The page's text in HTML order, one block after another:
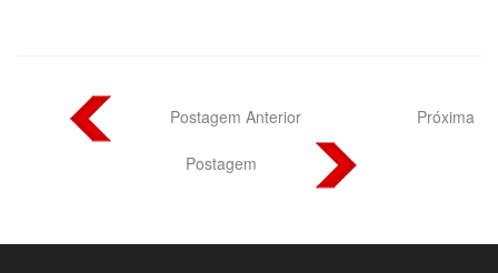
Postagem Anterior Próxima
Postagem